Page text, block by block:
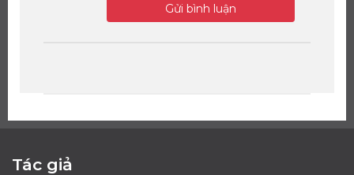
Gửi bình luận
Tác giả